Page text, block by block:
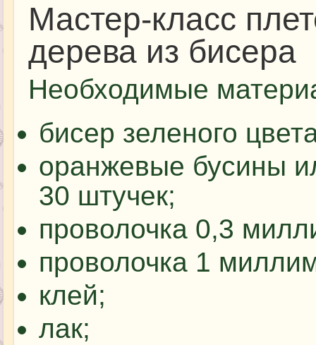
Мастер-класс
дерева из бисера
Необходимые
бисер зеленого
оранжевые бусины
30 штучек;
проволочка 0,3
проволочка 1
клей;
лак;